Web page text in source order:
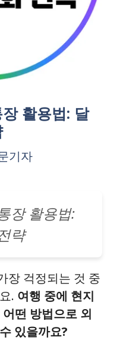
활용법: 달
기자
장 활용법:
략
장 걱정되는 것 중
. 여행 중에 현지
떤 방법으로 외
있을까요?